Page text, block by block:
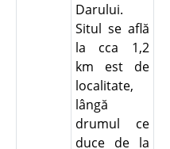
Darului.
Situl se află
la cca 1,2
km est de
localitate,
lângă
drumul ce
duce de la